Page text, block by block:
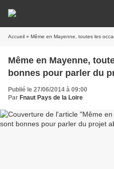
Accueil » Même en Mayenne, toutes les occasions
Même en Mayenne,
bonnes pour parler du
Publié le 27/06/2014 à 09:00
Par Fnaut Pays de la Loire